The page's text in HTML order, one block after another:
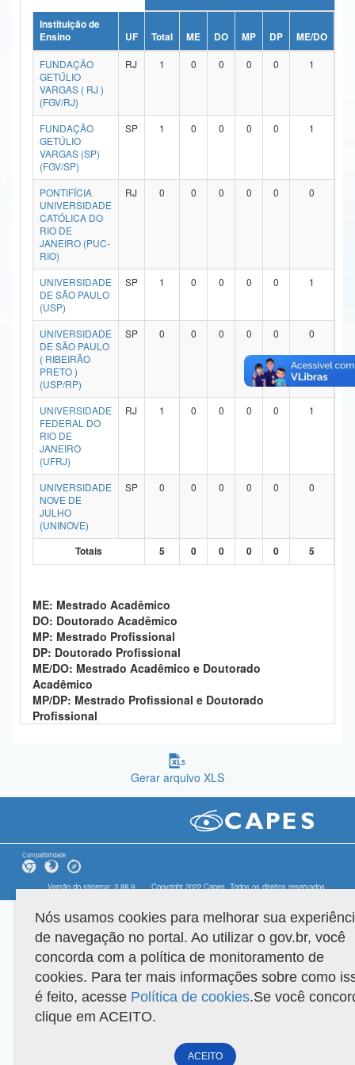
Ministério da Ciência, Tecnologia, Inovações e Comunicações
Ministério do Meio Ambiente
Ministério do Turismo
Ministério do Desenvolvimento Regional
Controladoria-Geral da União
Ministério da Mulher, da Família e dos Direitos Humanos
Secretaria-Geral
Secretaria de Governo
Gabinete de Segurança Institucional
Advocacia-Geral da União
Banco Central do Brasil
Instituição de
Ensino
UF Total ME DO MP DP ME/DO
FUNDAÇÃO
GETÚLIO
VARGAS ( RJ )
(FGV/RJ)
RJ 1 0 0 0 0 1
FUNDAÇÃO
GETÚLIO
VARGAS (SP)
(FGV/SP)
SP 1 0 0 0 0 1
PONTIFÍCIA
UNIVERSIDADE
CATÓLICA DO
RIO DE
JANEIRO (PUC-
RIO)
RJ 0 0 0 0 0 0
UNIVERSIDADE
DE SÃO PAULO
(USP)
SP 1 0 0 0 0 1
UNIVERSIDADE
DE SÃO PAULO
( RIBEIRÃO
PRETO )
(USP/RP)
SP 0 0 0 0 0 0
UNIVERSIDADE
FEDERAL DO
RIO DE
JANEIRO
(UFRJ)
RJ 1 0 0 0 0 1
UNIVERSIDADE
NOVE DE
JULHO
(UNINOVE)
SP 0 0 0 0 0 0
Totais 5 0 0 0 0 5
ME: Mestrado Acadêmico
DO: Doutorado Acadêmico
MP: Mestrado Profissional
DP: Doutorado Profissional
ME/DO: Mestrado Acadêmico e Doutorado
Acadêmico
MP/DP: Mestrado Profissional e Doutorado
Profissional
Gerar arquivo XLS
Compatibilidade
Versão do sistema: 3.88.9 Copyright 2022 Capes. Todos os direitos reservados.
Nós usamos cookies para melhorar sua
de navegação no portal. Ao utilizar o gov.br, você
concorda com a política de monitoramento de
cookies. Para ter mais informações sobre como
é feito, acesse Política de cookies.Se você
clique em ACEITO.
ACEITO